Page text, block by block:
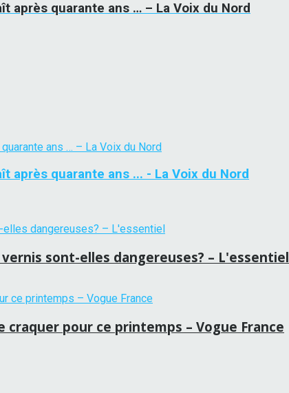
après quarante ans … – La Voix du Nord
après quarante ans ... - La Voix du Nord
sont-elles dangereuses? – L'essentiel
pour ce printemps – Vogue France